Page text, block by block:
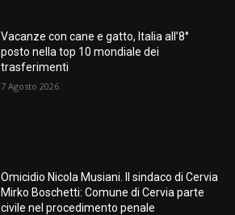
Vacanze con cane e gatto, Italia all’8°
posto nella top 10 mondiale dei
trasferimenti
7 Agosto 2026
Omicidio Nicola Musiani. Il sindaco di Cervia
Mirko Boschetti: Comune di Cervia parte
civile nel procedimento penale